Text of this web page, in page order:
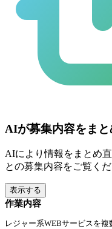
AIが募集内容をまと
AIにより情報をまとめ
との募集内容をご覧く
表示する
作業内容
レジャー系WEBサービスを